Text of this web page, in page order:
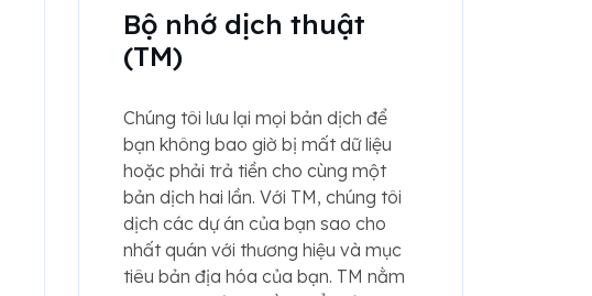
Bộ nhớ dịch thuật
(TM)
Chúng tôi lưu lại mọi bản dịch để
bạn không bao giờ bị mất dữ liệu
hoặc phải trả tiền cho cùng một
bản dịch hai lần. Với TM, chúng tôi
dịch các dự án của bạn sao cho
nhất quán với thương hiệu và mục
tiêu bản địa hóa của bạn. TM nằm